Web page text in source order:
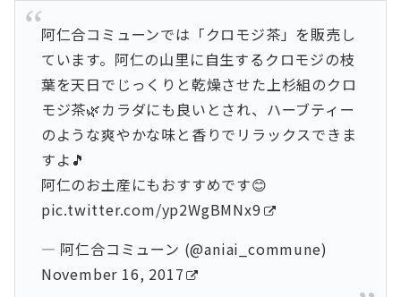
阿仁合コミューンでは「クロモジ茶」を販売し
ています。阿仁の山里に自生するクロモジの枝
葉を天日でじっくりと乾燥させた上杉組のクロ
モジ茶🌿カラダにも良いとされ、ハーブティー
のような爽やかな味と香りでリラックスできま
すよ🎵
阿仁のお土産にもおすすめです😊
pic.twitter.com/yp2WgBMNx9
— 阿仁合コミューン (@aniai_commune)
November 16, 2017